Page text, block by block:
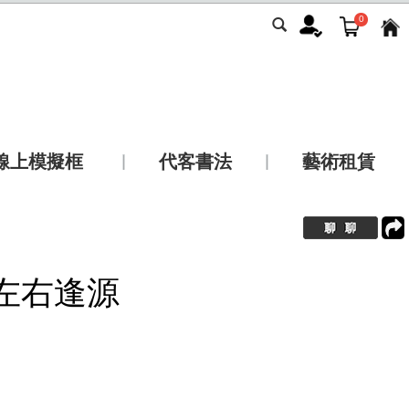
0
上模擬框 代客書法 藝術租賃
右逢源